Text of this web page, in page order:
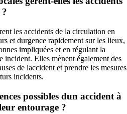
les accidents de la circulation en
et durgence rapidement sur les lieux,
impliquées et en régulant la
Elles mènent également des
de laccident et prendre les mesures
incidents.
possibles dun accident à
entourage ?